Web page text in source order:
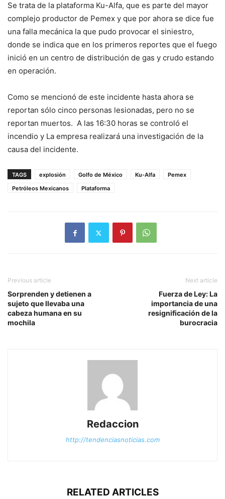
Se trata de la plataforma Ku-Alfa, que es parte del mayor
complejo productor de Pemex y que por ahora se dice fue
una falla mecánica la que pudo provocar el siniestro,
donde se indica que en los primeros reportes que el fuego
inició en un centro de distribución de gas y crudo estando
en operación.
Como se mencionó de este incidente hasta ahora se
reportan sólo cinco personas lesionadas, pero no se
reportan muertos. A las 16:30 horas se controló el
incendio y La empresa realizará una investigación de la
causa del incidente.
TAGS explosión Golfo de México Ku-Alfa
Pemex
Petróleos Mexicanos
Plataforma
Previous article
Sorprenden y detienen a
sujeto que llevaba una
cabeza humana en su
mochila
Next article
Fuerza de Ley: La
importancia de una
resignificación de la
burocracia
Redaccion
http://tendenciasnoticias.com
RELATED ARTICLES